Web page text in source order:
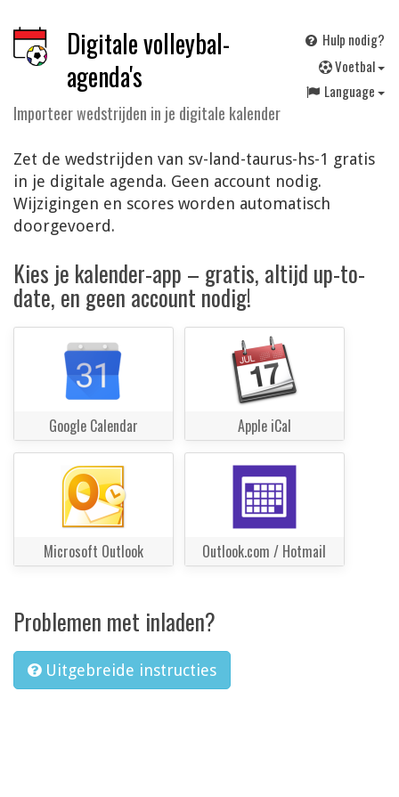
Digitale volleybal-
agenda's
Importeer wedstrijden in je digitale kalender
Hulp nodig?
Voetbal
Language
Zet de wedstrijden van sv-land-taurus-hs-1 gratis
in je digitale agenda. Geen account nodig.
Wijzigingen en scores worden automatisch
doorgevoerd.
Kies je kalender-app – gratis, altijd up-to-
date, en geen account nodig!
Google Calendar Apple iCal
Microsoft Outlook Outlook.com / Hotmail
Problemen met inladen?
Uitgebreide instructies